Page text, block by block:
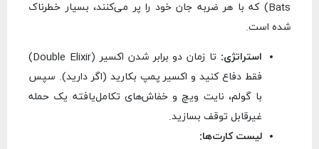
Bats) که با هر ضربه جان خود را پر می‌کنند، بسیار خطرناک
شده است.
استراتژی:
تا زمان دو برابر شدن اکسیر (Double Elixir)
فقط دفاع کنید و اکسیر پمپ بکارید (اگر دارید). سپس
با گولم، نایت ویچ و خفاش‌های تکامل‌یافته یک حمله
غیرقابل توقف بسازید.
لیست کارت‌ها: